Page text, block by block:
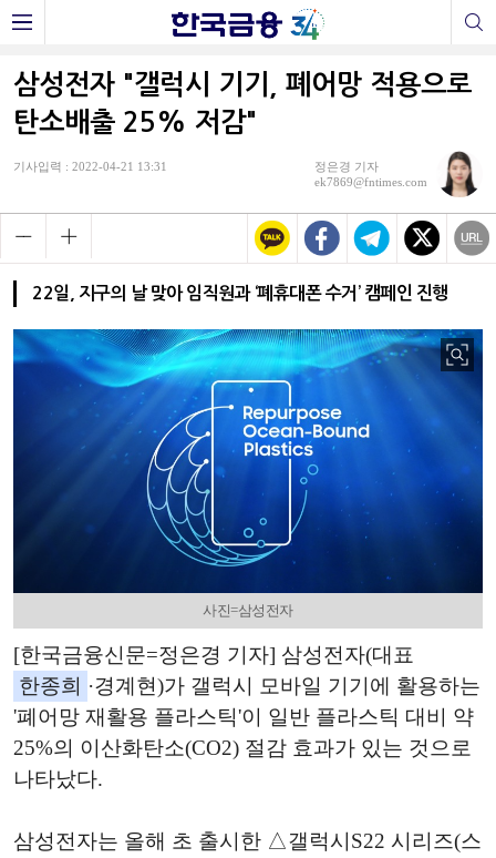
삼성전자 "갤럭시 기기, 폐어망 적용으로
탄소배출 25% 저감"
기사입력 : 2022-04-21 13:31
정은경 기자
ek7869@fntimes.com
22일, 지구의 날 맞아 임직원과 ‘폐휴대폰 수거’ 캠페인 진행
사진=삼성전자
[한국금융신문=정은경 기자] 삼성전자(대표
한종희 ·경계현)가 갤럭시 모바일 기기에 활용하는
'폐어망 재활용 플라스틱'이 일반 플라스틱 대비 약
25%의 이산화탄소(CO2) 절감 효과가 있는 것으로
나타났다.
삼성전자는 올해 초 출시한 △갤럭시S22 시리즈(스